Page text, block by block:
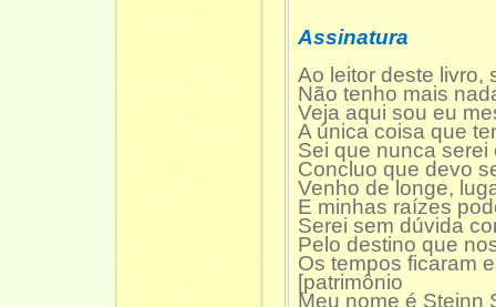
Assinatura
Ao leitor deste livro,
Não tenho mais
Veja aqui sou eu
A única coisa que
Sei que nunca
Concluo que devo
Venho de longe,
E minhas raízes
Serei sem dúvida
Pelo destino que
Os tempos ficaram
[patrimônio
Meu nome é Steinn